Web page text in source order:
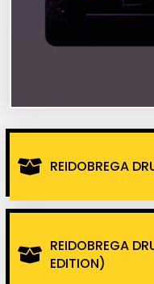
REIDOBREGA
REIDOBREGA
EDITION)